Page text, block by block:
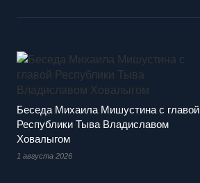
Беседа Михаила Мишустина с главой
Республики Тыва Владиславом
Ховалыгом
1 августа 2026